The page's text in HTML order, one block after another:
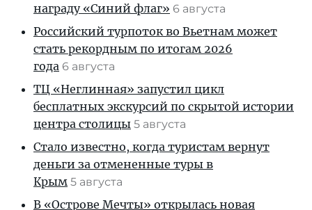
награду «Синий флаг» 6 августа
Российский турпоток во Вьетнам может
стать рекордным по итогам 2026
года 6 августа
ТЦ «Неглинная» запустил цикл
бесплатных экскурсий по скрытой истории
центра столицы 5 августа
Стало известно, когда туристам вернут
деньги за отмененные туры в
Крым 5 августа
В «Острове Мечты» открылась новая